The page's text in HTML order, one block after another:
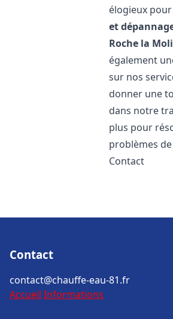
élogieux
et
Roche la
également
sur nos
donner une
dans notre
plus pour
problèmes
Contact
Contact
contact@chauffe-eau-81.fr
Accueil Informations